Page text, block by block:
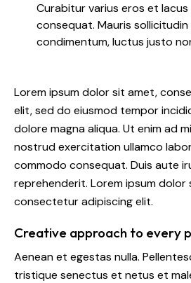
Curabitur varius eros et
consequat. Mauris sollicitudin
condimentum, luctus justo
Lorem ipsum dolor sit amet,
elit, sed do eiusmod tempor
dolore magna aliqua. Ut enim ad
nostrud exercitation ullamco
commodo consequat. Duis aute
reprehenderit. Lorem ipsum dolor
consectetur adipiscing elit.
Creative approach to every
Aenean et egestas nulla.
tristique senectus et netus et